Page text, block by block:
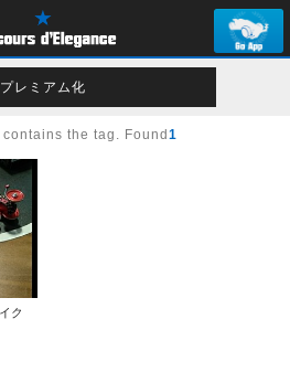
プレミアム化
the tag. Found 1
ク